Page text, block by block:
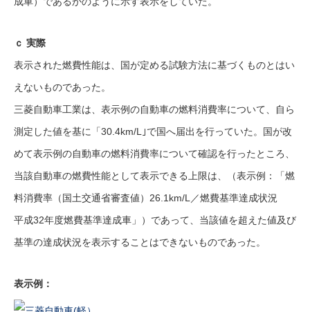
ｃ 実際
表示された燃費性能は、国が定める試験方法に基づくものとはい
えないものであった。
三菱自動車工業は、表示例の自動車の燃料消費率について、自ら
測定した値を基に「30.4km/L｣で国へ届出を行っていた。国が改
めて表示例の自動車の燃料消費率について確認を行ったところ、
当該自動車の燃費性能として表示できる上限は、（表示例：「燃
料消費率（国土交通省審査値）26.1km/L／燃費基準達成状況
平成32年度燃費基準達成車」）であって、当該値を超えた値及び
基準の達成状況を表示することはできないものであった。
表示例：